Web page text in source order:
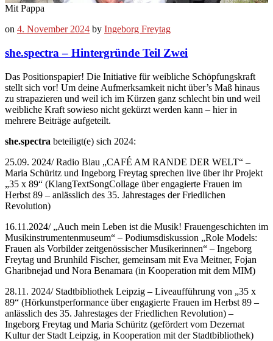
Mit Pappa
on 4. November 2024 by Ingeborg Freytag
she.spectra – Hintergründe Teil Zwei
Das Positionspapier! Die Initiative für weibliche Schöpfungskraft
stellt sich vor! Um deine Aufmerksamkeit nicht über’s Maß hinaus
zu strapazieren und weil ich im Kürzen ganz schlecht bin und weil
weibliche Kraft sowieso nicht gekürzt werden kann – hier in
mehrere Beiträge aufgeteilt.
she.spectra beteiligt(e) sich 2024:
25.09. 2024/ Radio Blau „CAFÉ AM RANDE DER WELT“–
Maria Schüritz und Ingeborg Freytag sprechen live über ihr Projekt
„35 x 89“ (KlangTextSongCollage über engagierte Frauen im
Herbst 89 – anlässlich des 35. Jahrestages der Friedlichen
Revolution)
16.11.2024/ „Auch mein Leben ist die Musik! Frauengeschichten im
Musikinstrumentenmuseum“ – Podiumsdiskussion „Role Models:
Frauen als Vorbilder zeitgenössischer Musikerinnen“ – Ingeborg
Freytag und Brunhild Fischer, gemeinsam mit Eva Meitner, Fojan
Gharibnejad und Nora Benamara (in Kooperation mit dem MIM)
28.11. 2024/ Stadtbibliothek Leipzig – Liveaufführung von „35 x
89“ (Hörkunstperformance über engagierte Frauen im Herbst 89 –
anlässlich des 35. Jahrestages der Friedlichen Revolution) –
Ingeborg Freytag und Maria Schüritz (gefördert vom Dezernat
Kultur der Stadt Leipzig, in Kooperation mit der Stadtbibliothek)